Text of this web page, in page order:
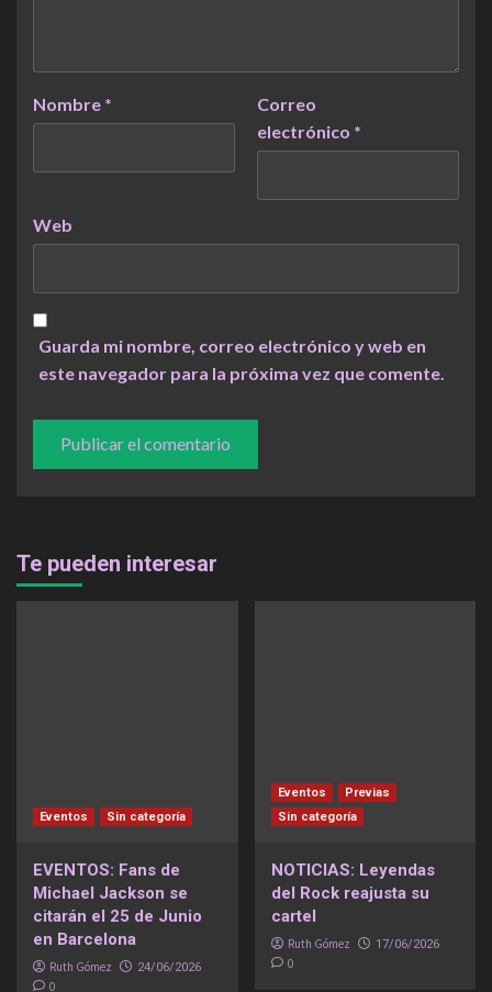
Nombre *
Correo
electrónico *
Web
Guarda mi nombre, correo electrónico y web en
este navegador para la próxima vez que comente.
Te pueden interesar
Eventos Sin categoría
EVENTOS: Fans de
Michael Jackson se
citarán el 25 de Junio
en Barcelona
Ruth Gómez 24/06/2026
0
Eventos
Previas
Sin categoría
NOTICIAS: Leyendas
del Rock reajusta su
cartel
Ruth Gómez 17/06/2026
0